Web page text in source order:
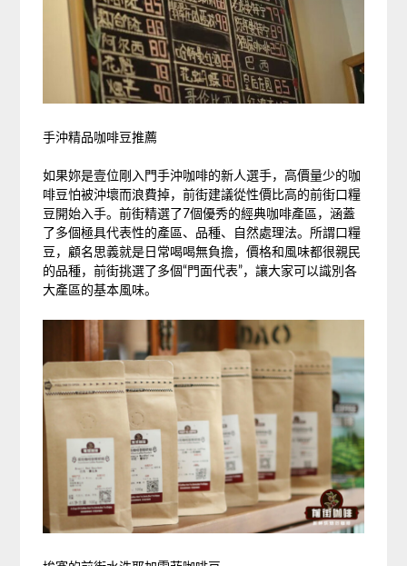
手沖精品咖啡豆推薦
如果妳是壹位剛入門手沖咖啡的新人選手，高價量少的咖
啡豆怕被沖壞而浪費掉，前街建議從性價比高的前街口糧
豆開始入手。前街精選了7個優秀的經典咖啡產區，涵蓋
了多個極具代表性的產區、品種、自然處理法。所謂口糧
豆，顧名思義就是日常喝喝無負擔，價格和風味都很親民
的品種，前街挑選了多個“門面代表”，讓大家可以識別各
大產區的基本風味。